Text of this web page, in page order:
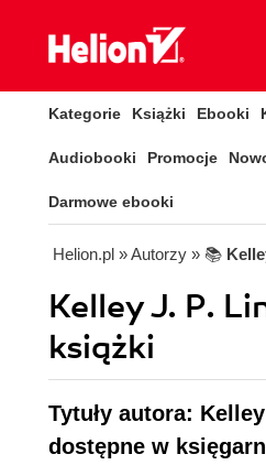
Kategorie Książki Ebooki
Audiobooki Promocje
Darmowe ebooki
Helion.pl » Autorzy » 📚
Kelley J. P.
książki
Tytuły autora:
dostępne w